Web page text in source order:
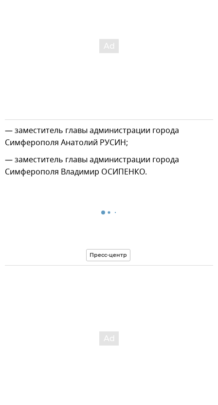
— заместитель главы администрации города
Симферополя Анатолий РУСИН;
— заместитель главы администрации города
Симферополя Владимир ОСИПЕНКО.
Пресс-центр